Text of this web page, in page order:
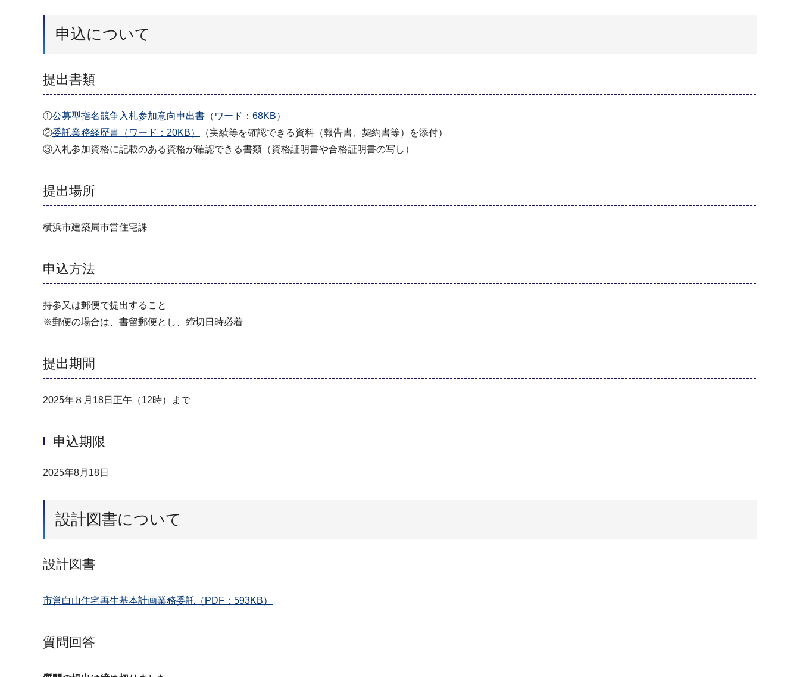
申込について
提出書類
①公募型指名競争入札参加意向申出書（ワード：68KB）
②委託業務経歴書（ワード：20KB）
（実績等を確認できる資料（報告書、契約書等）を添付）
③⼊札参加資格に記載のある資格が確認できる書類（資格証明書や合格証明書の写し）
提出場所
横浜市建築局市営住宅課
申込方法
持参⼜は郵便で提出すること
※郵便の場合は、書留郵便とし、締切日時必着
提出期間
2025年８月18日正午（12時）まで
申込期限
2025年8月18日
設計図書について
設計図書
市営白山住宅再生基本計画業務委託（PDF：593KB）
質問回答